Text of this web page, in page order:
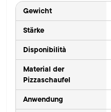
Gewicht
Stärke
Disponibilità
Material der
Pizzaschaufel
Anwendung